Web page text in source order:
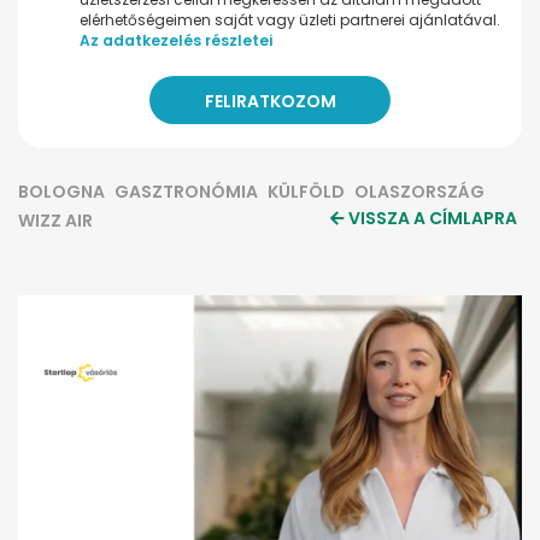
elérhetőségeimen saját vagy üzleti partnerei ajánlatával.
Az adatkezelés részletei
BOLOGNA GASZTRONÓMIA KÜLFÖLD OLASZORSZÁG
WIZZ AIR
VISSZA A CÍMLAPRA